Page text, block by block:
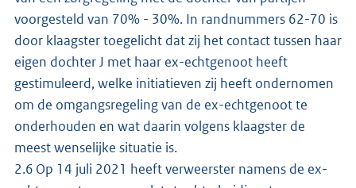
voorgesteld van 70% - 30%. In randnummers 62-70 is
door klaagster toegelicht dat zij het contact tussen haar
eigen dochter J met haar ex-echtgenoot heeft
gestimuleerd, welke initiatieven zij heeft ondernomen
om de omgangsregeling van de ex-echtgenoot te
onderhouden en wat daarin volgens klaagster de
meest wenselijke situatie is.
2.6 Op 14 juli 2021 heeft verweerster namens de ex-